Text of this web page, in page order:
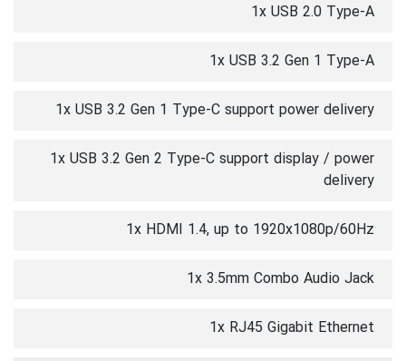
1x USB 2.0 Type-A
1x USB 3.2 Gen 1 Type-A
1x USB 3.2 Gen 1 Type-C support power delivery
1x USB 3.2 Gen 2 Type-C support display / power
delivery
1x HDMI 1.4, up to 1920x1080p/60Hz
1x 3.5mm Combo Audio Jack
1x RJ45 Gigabit Ethernet